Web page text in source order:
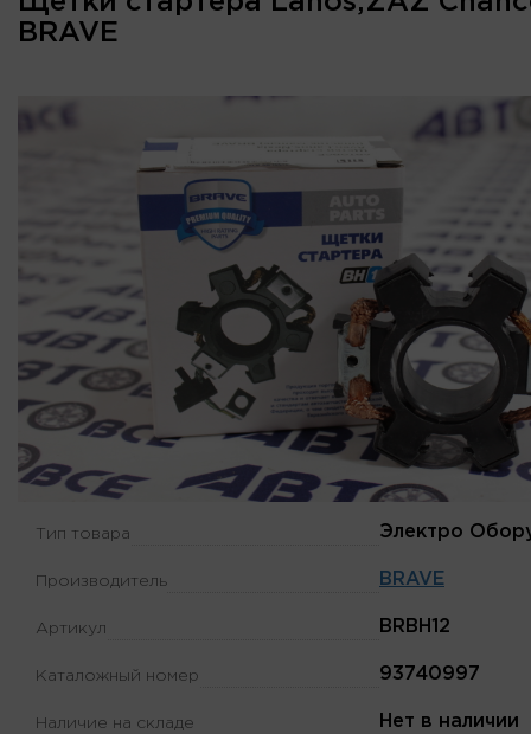
BRAVE
Тип товара Электро
Производитель BRAVE
Артикул BRBH12
Каталожный номер 93740997
Наличие на складе Нет в наличии